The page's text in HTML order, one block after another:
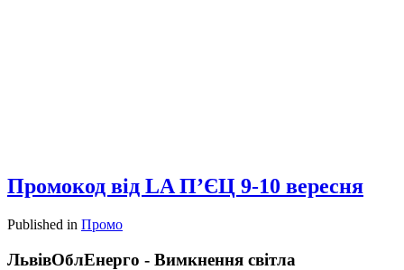
Промокод від LA П’ЄЦ 9-10 вересня
Published in Промо
ЛьвівОблЕнерго - Вимкнення світла